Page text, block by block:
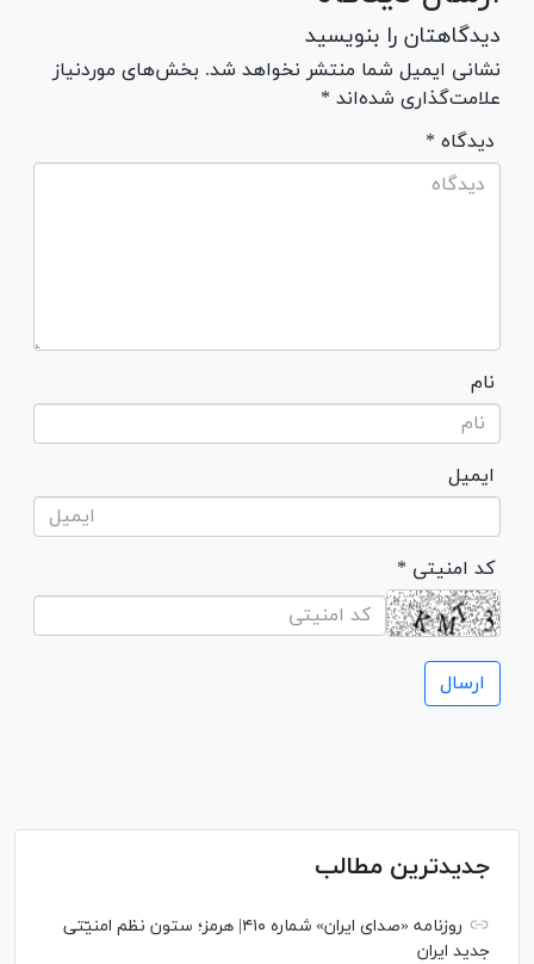
دیدگاهتان را بنویسید
نشانی ایمیل شما منتشر نخواهد شد. بخش‌های موردنیاز
علامت‌گذاری شده‌اند *
* دیدگاه
نام
ایمیل
* کد امنیتی
جدیدترین مطالب
روزنامه «صدای ایران» شماره ۴۱۰| هرمز؛ ستون نظم امنیّتی
جدید ایران